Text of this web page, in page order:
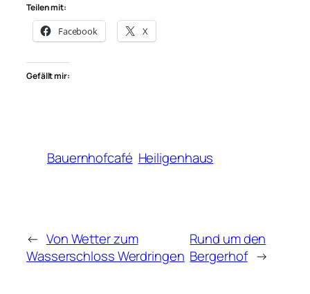
Teilen mit:
Facebook X
Gefällt mir:
Bauernhofcafé Heiligenhaus
← Von Wetter zum
Wasserschloss Werdringen
Rund um den
Bergerhof →